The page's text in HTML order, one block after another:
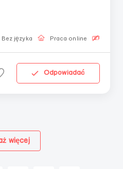
od Ciebie?Chęć
czas 2-3 godziny d...
Bez języka Praca online
Odpowiadać
więcej